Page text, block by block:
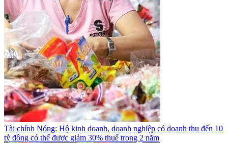
Tài chính Nóng: Hộ kinh doanh, doanh nghiệp có doanh thu đến 10
tỷ đồng có thể được giảm 30% thuế trong 2 năm